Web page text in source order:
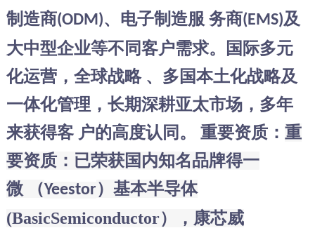
制造商(ODM)、电子制造服 务商(EMS)及
大中型企业等不同客户需求。国际多元
化运营，全球战略 、多国本土化战略及
一体化管理，长期深耕亚太市场，多年
来获得客 户的高度认同。 重要资质： 重
要资质：已荣获国内知名品牌得一
微
（Yeestor） 基本半导体
(BasicSemiconductor），康芯威